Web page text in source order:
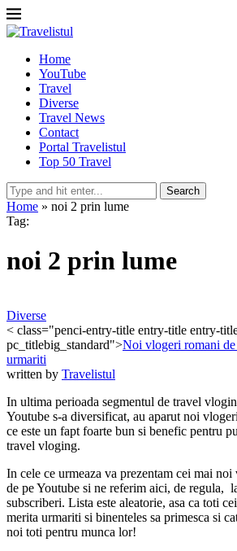
Home
YouTube
Travel
Diverse
Travel News
Contact
Portal Travelistul
Top 50 Travel
Search
Home » noi 2 prin lume
Tag:
noi 2 prin lume
Diverse
< class="penci-entry-title entry-title entry-
pc_titlebig_standard">Noi vlogeri romani de
urmariti
written by Travelistul
In ultima perioada segmentul de travel
Youtube s-a diversificat, au aparut noi
ce este un fapt foarte bun si benefic pentru
travel vloging.
In cele ce urmeaza va prezentam cei mai
de pe Youtube si ne referim aici, de regula,
subscriberi. Lista este aleatorie, asa ca toti
merita urmariti si binenteles sa primesca si
noi toti pentru munca lor!